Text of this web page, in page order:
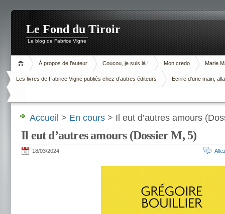
Le Fond du Tiroir
Le blog de Fabrice Vigne
À propos de l’auteur Coucou, je suis là ! Mon credo Marie
Les livres de Fabrice Vigne publiés chez d’autres éditeurs Ecrire d’une main,
Accueil > En cours > Il eut d’autres amours
Il eut d’autres amours (Dossier M, 5)
18/03/2024